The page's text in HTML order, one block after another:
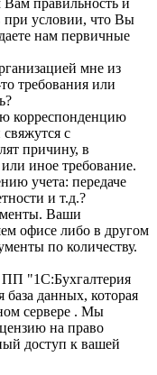
при условии, что Вы
нам первичные
мне из
требования или
корреспонденцию
с
причину, в
иное требование.
учета: передаче
и т.д.?
Ваши
офисе либо в другом
по количеству.
"1С:Бухгалтерия
база данных, которая
сервере . Мы
на право
доступ к вашей